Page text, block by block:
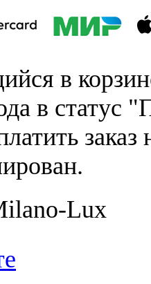
в
в статус
заказ
Lux